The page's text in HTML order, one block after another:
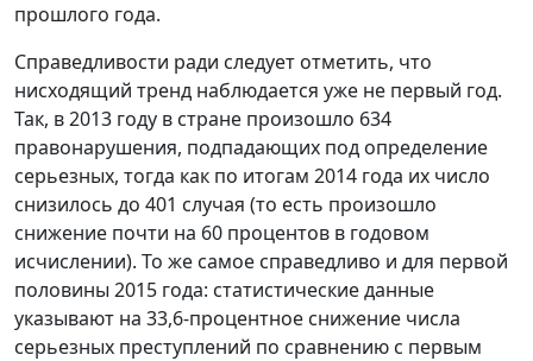
прошлого года.
Справедливости ради следует отметить, что
нисходящий тренд наблюдается уже не первый год.
Так, в 2013 году в стране произошло 634
правонарушения, подпадающих под определение
серьезных, тогда как по итогам 2014 года их число
снизилось до 401 случая (то есть произошло
снижение почти на 60 процентов в годовом
исчислении). То же самое справедливо и для первой
половины 2015 года: статистические данные
указывают на 33,6-процентное снижение числа
серьезных преступлений по сравнению с первым